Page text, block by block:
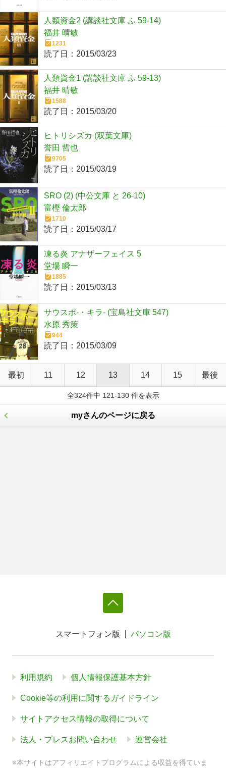
人類資金2 (講談社文庫 ふ 59-14)
福井 晴敏
1231
読了日： 2015/03/23
人類資金1 (講談社文庫 ふ 59-13)
福井 晴敏
1588
読了日： 2015/03/20
ヒトリシズカ (双葉文庫)
誉田 哲也
9705
読了日： 2015/03/19
SRO (2) (中公文庫 と 26-10)
富樫 倫太郎
1710
読了日： 2015/03/17
凍る炎 アナザーフェイス 5
堂場 瞬一
1885
読了日： 2015/03/13
サウスポ-・キラ- (宝島社文庫 547)
水原 秀策
944
読了日： 2015/03/09
最初 11 12 13 14 15 最後
全324件中 121-130 件を表示
myさんのページに戻る
スマートフォン版 パソコン版
利用規約 個人情報保護基本方針
Cookie等の利用に関するガイドライン
サイトアクセス情報の取得について
法人・プレスお問い合わせ 運営会社
※本サイトはアフィリエイトプログラムによる収益を得ていま